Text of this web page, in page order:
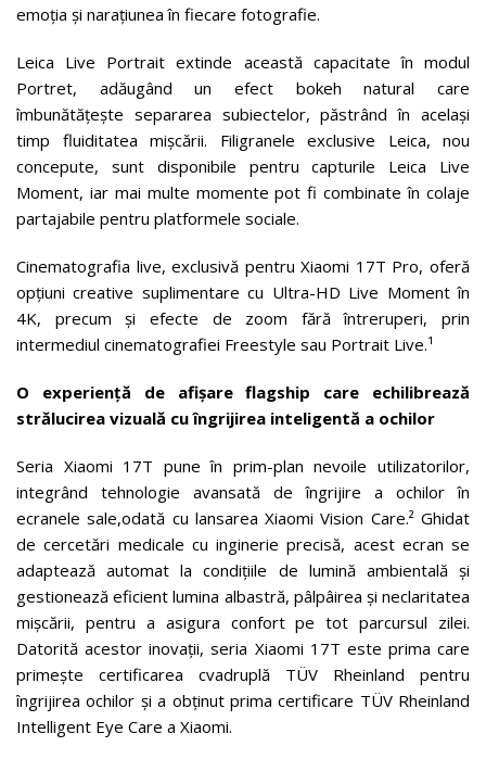
emoția și narațiunea în fiecare fotografie.
Leica Live Portrait extinde această capacitate în modul
Portret, adăugând un efect bokeh natural care
îmbunătățește separarea subiectelor, păstrând în același
timp fluiditatea mișcării. Filigranele exclusive Leica, nou
concepute, sunt disponibile pentru capturile Leica Live
Moment, iar mai multe momente pot fi combinate în colaje
partajabile pentru platformele sociale.
Cinematografia live, exclusivă pentru Xiaomi 17T Pro, oferă
opțiuni creative suplimentare cu Ultra-HD Live Moment în
4K, precum și efecte de zoom fără întreruperi, prin
intermediul cinematografiei Freestyle sau Portrait Live.¹
O experiență de afișare flagship care echilibrează
strălucirea vizuală cu îngrijirea inteligentă a ochilor
Seria Xiaomi 17T pune în prim-plan nevoile utilizatorilor,
integrând tehnologie avansată de îngrijire a ochilor în
ecranele sale,odată cu lansarea Xiaomi Vision Care.² Ghidat
de cercetări medicale cu inginerie precisă, acest ecran se
adaptează automat la condițiile de lumină ambientală și
gestionează eficient lumina albastră, pâlpâirea și neclaritatea
mișcării, pentru a asigura confort pe tot parcursul zilei.
Datorită acestor inovații, seria Xiaomi 17T este prima care
primește certificarea cvadruplă TÜV Rheinland pentru
îngrijirea ochilor și a obținut prima certificare TÜV Rheinland
Intelligent Eye Care a Xiaomi.